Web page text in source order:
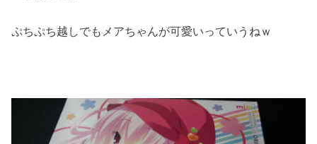
ぷちぷち越しでもメアちゃんが可愛いっていうねｗ